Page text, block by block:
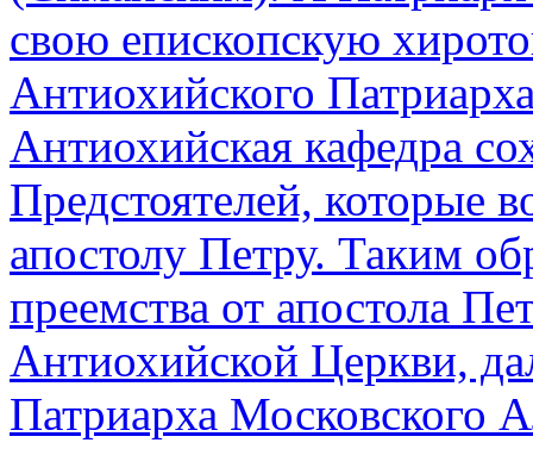
свою епископскую
Антиохийского
Антиохийская кафедра
Предстоятелей, которые
апостолу Петру. Таким
преемства от апостола
Антиохийской Церкви,
Патриарха Московского